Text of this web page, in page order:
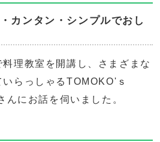
カンタン・シンプルでおし
理教室を開講し、さまざまな
いらっしゃるTOMOKO'ｓ
にお話を伺いました。